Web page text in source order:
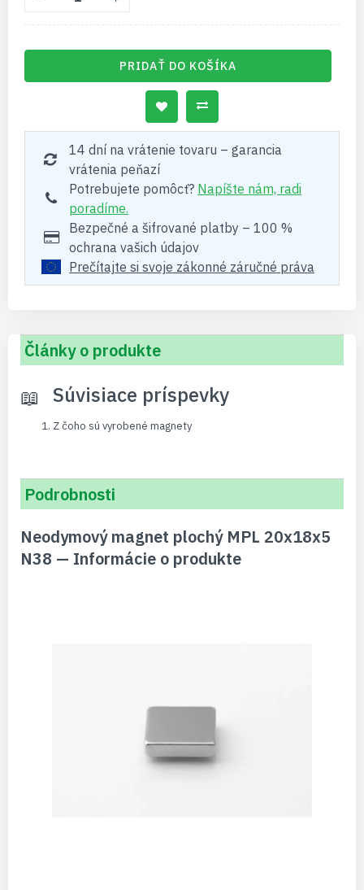
PRIDAŤ DO KOŠÍKA
14 dní na vrátenie tovaru – garancia
vrátenia peňazí
Potrebujete pomôcť? Napíšte nám, radi
poradíme.
Bezpečné a šifrované platby – 100 %
ochrana vašich údajov
Prečítajte si svoje zákonné záručné práva
Články o produkte
Súvisiace príspevky
Z čoho sú vyrobené magnety
Podrobnosti
Neodymový magnet plochý MPL 20x18x5
N38 — Informácie o produkte